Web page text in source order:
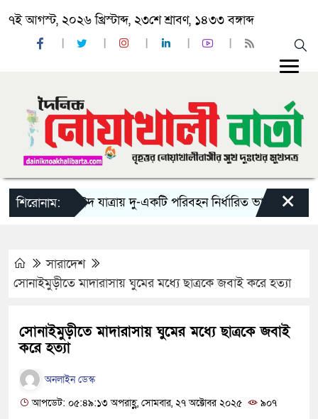
৭ই আগস্ট, ২০২৬ খ্রিস্টাব্দ, ২৩শে শ্রাবণ, ১৪৩৩ বঙ্গাব্দ
শিরোনাম:‘ঈদ যাত্রায় দু-একটি পরিবহন নির্ধারিত ভাড়ার চেয়েও কম
×
সারাদেশ
সোনাইমুড়ীতে মাদারাসায় ঘুমের মধ্যে ছাত্রকে জবাই করে হত্যা
সোনাইমুড়ীতে মাদারাসায় ঘুমের মধ্যে ছাত্রকে জবাই
করে হত্যা
অনলাইন ডেস্ক
আপডেট: ০৫:৪৯:১৩ অপরাহ্ণ, সোমবার, ২৭ অক্টোবর ২০২৫
৯০৭